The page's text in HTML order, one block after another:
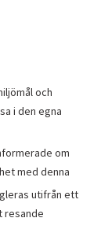
och
i den egna
om
med denna
utifrån ett
resande